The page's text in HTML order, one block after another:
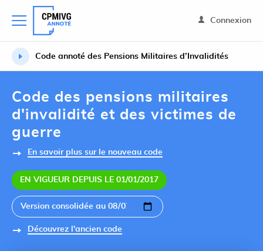
Connexion
Code annoté des Pensions Militaires d’Invalidités
Code des pensions militaires
d'invalidité et des victimes de
guerre
En savoir plus sur le nouveau code
EN VIGUEUR DEPUIS LE 01/01/2017
Découvrez l'ancien code